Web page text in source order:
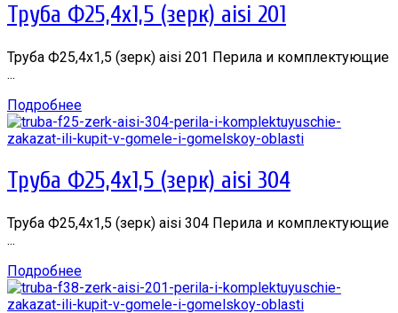
Труба Ф25,4х1,5 (зерк) aisi 201
Труба Ф25,4х1,5 (зерк) aisi 201 Перила и комплектующие
...
Подробнее
Труба Ф25,4х1,5 (зерк) aisi 304
Труба Ф25,4х1,5 (зерк) aisi 304 Перила и комплектующие
...
Подробнее